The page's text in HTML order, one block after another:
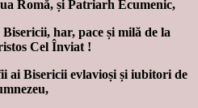
Romă, și Patriarh Ecumenic,
har, pace și milă de la
Cel Înviat !
ai Bisericii evlavioși și iubitori de